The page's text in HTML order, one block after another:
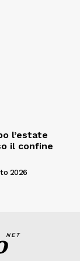
l’estate
il confine
2026
NET